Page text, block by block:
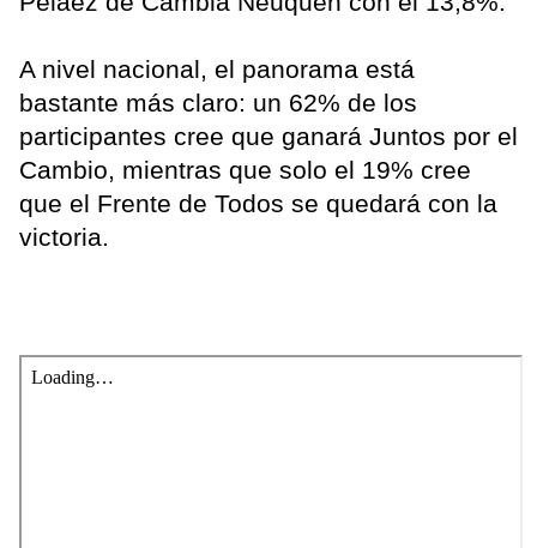
A nivel nacional, el panorama está
bastante más claro: un 62% de los
participantes cree que ganará Juntos por el
Cambio, mientras que solo el 19% cree
que el Frente de Todos se quedará con la
victoria.